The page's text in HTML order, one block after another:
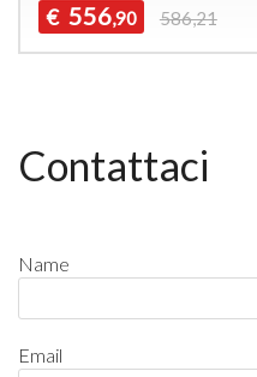
€ 556,90 586,21
Contattaci
Name
Email